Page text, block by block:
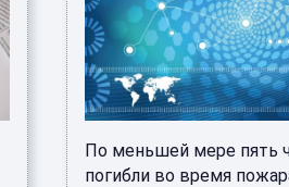
По меньшей мере пять
погибли во время